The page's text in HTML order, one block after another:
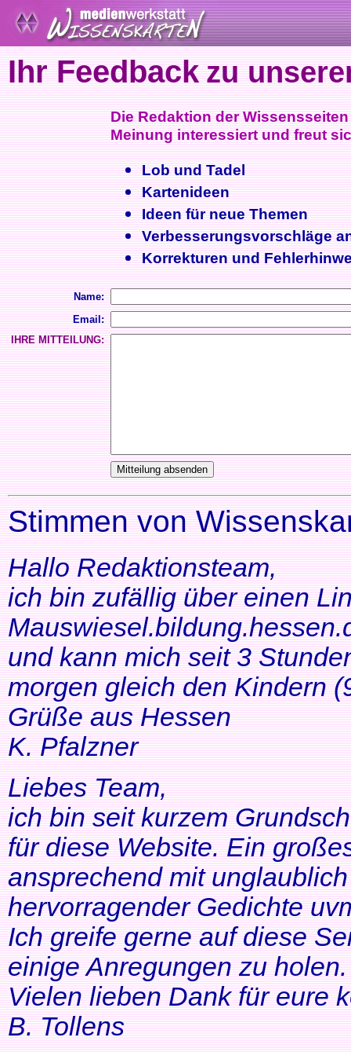
Ihr Feedback zu
Die Redaktion der
Meinung interessiert und freut
Lob und Tadel
Kartenideen
Ideen für neue Themen
Verbesserungsvorschläge
Korrekturen und
Name:
Email:
IHRE MITTEILUNG:
Stimmen von
Hallo Redaktionsteam,
ich bin zufällig über einen
und kann mich seit 3
morgen gleich den Kindern
Grüße aus Hessen
K. Pfalzner
Liebes Team,
ich bin seit kurzem
für diese Website. Ein
ansprechend mit
hervorragender Gedichte
Ich greife gerne auf diese
einige Anregungen zu
Vielen lieben Dank für eure
B. Tollens